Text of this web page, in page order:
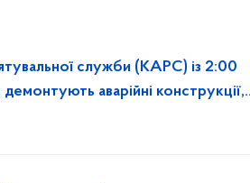
служби (КАРС) із 2:00
аварійні конструкції,